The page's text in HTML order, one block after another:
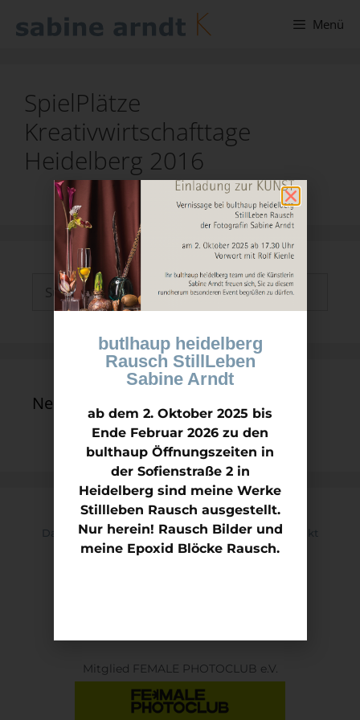
Menü
SpielPlätze
Kreativwirtschafttage
Heidelberg 2016
Neueste Kommentare
Datenschutz Impressum Kontakt
Mitglied FEMALE PHOTOCLUB e.V.
butlhaup heidelberg
Rausch StillLeben
Sabine Arndt
ab dem 2. Oktober 2025 bis
Ende Februar 2026 zu den
bulthaup Öffnungszeiten in
der Sofienstraße 2 in
Heidelberg sind meine Werke
Stillleben Rausch ausgestellt.
Nur herein! Rausch Bilder und
meine Epoxid Blöcke Rausch.